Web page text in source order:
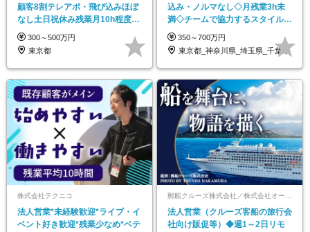
顧客8割テレアポ・飛び込みほぼ
なし土日祝休み残業月10h程度*
賞与年2回
300～500万円
東京都
込み・ノルマなし◇月残業3h未
満◇チームで協力するスタイルの
営業◇
350～700万円
東京都_神奈川県_埼玉県_千葉県
株式会社テクニコ
法人営業*未経験歓迎*ライブ・イ
ベント好き歓迎*残業少なめ*ベテ
郵船クルーズ株式会社／株式会社オーシャンホテルシステムズ【飛鳥クルーズ合同募集】
法人営業（クルーズ客船の旅行会
社向け販促等）◆週1～2日リモ